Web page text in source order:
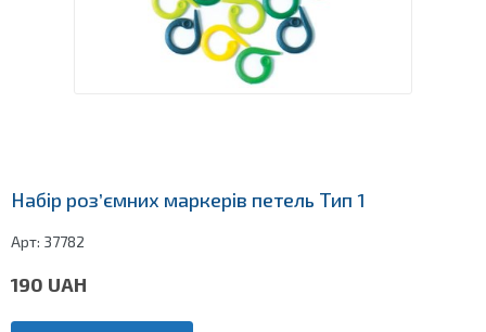
Набір роз’ємних маркерів петель Тип 1
Арт: 37782
190 UAH